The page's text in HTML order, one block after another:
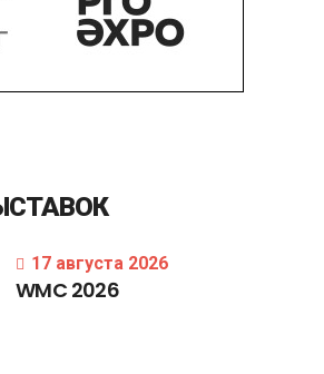
17 августа 2026
WMC 2026